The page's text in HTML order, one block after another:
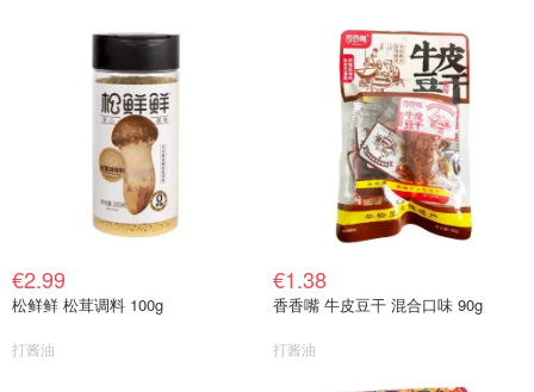
€2.99
松鲜鲜 松茸调料 100g
打酱油
€1.38
香香嘴 牛皮豆干 混合口味 90g
打酱油